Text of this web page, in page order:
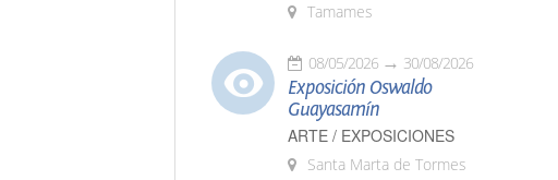
Tamames
08/05/2026 30/08/2026
Exposición Oswaldo
Guayasamín
ARTE / EXPOSICIONES
Santa Marta de Tormes